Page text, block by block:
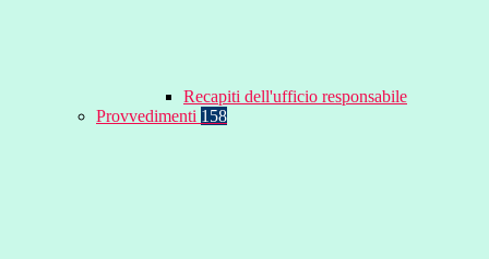
Recapiti dell'ufficio responsabile
Provvedimenti 158